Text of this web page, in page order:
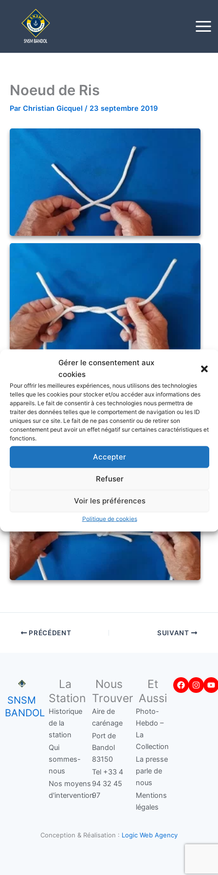
Gérer le consentement aux
cookies
Pour offrir les meilleures expériences, nous utilisons des technologies
telles que les cookies pour stocker et/ou accéder aux informations des
appareils. Le fait de consentir à ces technologies nous permettra de
traiter des données telles que le comportement de navigation ou les ID
uniques sur ce site. Le fait de ne pas consentir ou de retirer son
consentement peut avoir un effet négatif sur certaines caractéristiques et
fonctions.
Accepter
Refuser
Voir les préférences
Politique de cookies
contenu
Noeud de Ris
Par Christian Gicquel / 23 septembre 2019
PRÉCÉDENT SUIVANT
SNSM
BANDOL
La
Station
Historique
de la
station
Qui
sommes-
nous
Nos moyens
d'intervention
Nous
Trouver
Aire de
carénage
Port de
Bandol
83150
Tel +33 4
94 32 45
97
Et
Aussi
Photo-
Hebdo –
La
Collection
La presse
parle de
nous
Mentions
légales
Facebook
Conception & Réalisation : Logic Web Agency